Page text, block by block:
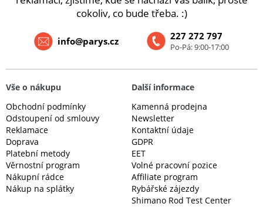
cokoliv, co bude třeba. :)
227 272 797
Po-Pá: 9:00-17:00
info@parys.cz
Vše o nákupu
Obchodní podmínky
Odstoupení od smlouvy
Reklamace
Doprava
Platební metody
Věrnostní program
Nákupní rádce
Nákup na splátky
Další informace
Kamenná prodejna
Newsletter
Kontaktní údaje
GDPR
EET
Volné pracovní pozice
Affiliate program
Rybářské zájezdy
Shimano Rod Test Center